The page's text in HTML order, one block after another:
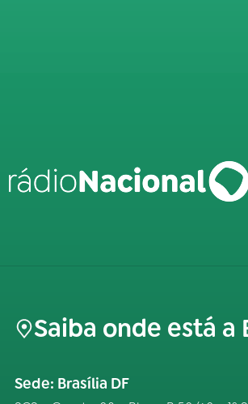
Saiba onde está a
Sede: Brasília DF